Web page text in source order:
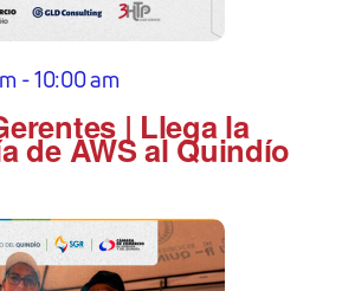
| Llega la
de AWS al Quindío
-10:00 am